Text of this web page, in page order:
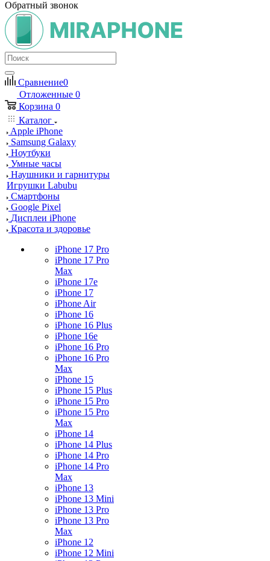
Обратный звонок
Сравнение0
Отложенные 0
Корзина 0
Каталог
Apple iPhone
Samsung Galaxy
Ноутбуки
Умные часы
Наушники и гарнитуры
Игрушки Labubu
Смартфоны
Google Pixel
Дисплеи iPhone
Красота и здоровье
iPhone 17 Pro
iPhone 17 Pro
Max
iPhone 17e
iPhone 17
iPhone Air
iPhone 16
iPhone 16 Plus
iPhone 16e
iPhone 16 Pro
iPhone 16 Pro
Max
iPhone 15
iPhone 15 Plus
iPhone 15 Pro
iPhone 15 Pro
Max
iPhone 14
iPhone 14 Plus
iPhone 14 Pro
iPhone 14 Pro
Max
iPhone 13
iPhone 13 Mini
iPhone 13 Pro
iPhone 13 Pro
Max
iPhone 12
iPhone 12 Mini